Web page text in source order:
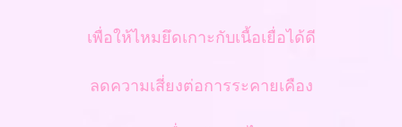
เพื่อให้ไหมยึดเกาะกับเนื้อเยื่อได้ดี
ลดความเสี่ยงต่อการระคายเคือง